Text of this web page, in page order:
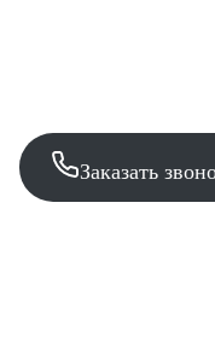
Заказать